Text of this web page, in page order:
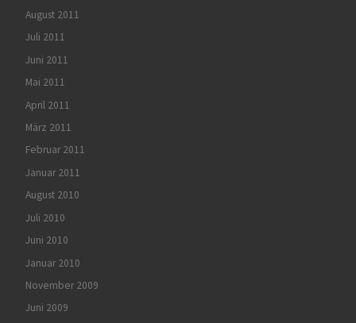
August 2011
Juli 2011
Juni 2011
Mai 2011
April 2011
März 2011
Februar 2011
Januar 2011
August 2010
Juli 2010
Juni 2010
Januar 2010
November 2009
Juni 2009